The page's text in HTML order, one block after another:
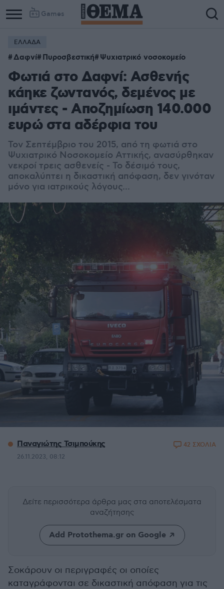
Games
ΕΛΛΑΔΑ
Δαφνί Πυροσβεστική Ψυχιατρικό νοσοκομείο
Φωτιά στο Δαφνί: Ασθενής
κάηκε ζωντανός, δεμένος με
ιμάντες - Αποζημίωση 140.000
ευρώ στα αδέρφια του
Τον Σεπτέμβριο του 2015, από τη φωτιά στο
Ψυχιατρικό Νοσοκομείο Αττικής, ανασύρθηκαν
νεκροί τρεις ασθενείς - Το δέσιμό τους,
αποκαλύπτει η δικαστική απόφαση, δεν γινόταν
μόνο για ιατρικούς λόγους...
Παναγιώτης Τσιμπούκης
26.11.2023, 08:12
42 ΣΧΟΛΙΑ
Δείτε περισσότερα άρθρα μας στα αποτελέσματα
αναζήτησης
Add Protothema.gr on Google
Σοκάρουν οι περιγραφές οι οποίες
καταγράφονται σε δικαστική απόφαση για τις